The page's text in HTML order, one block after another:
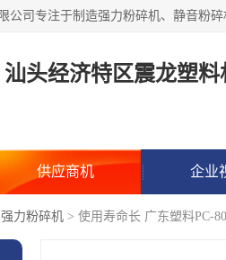
汕头经济特区震龙塑料
供应商机 企业
强力粉碎机 > 使用寿命长 广东塑料PC-